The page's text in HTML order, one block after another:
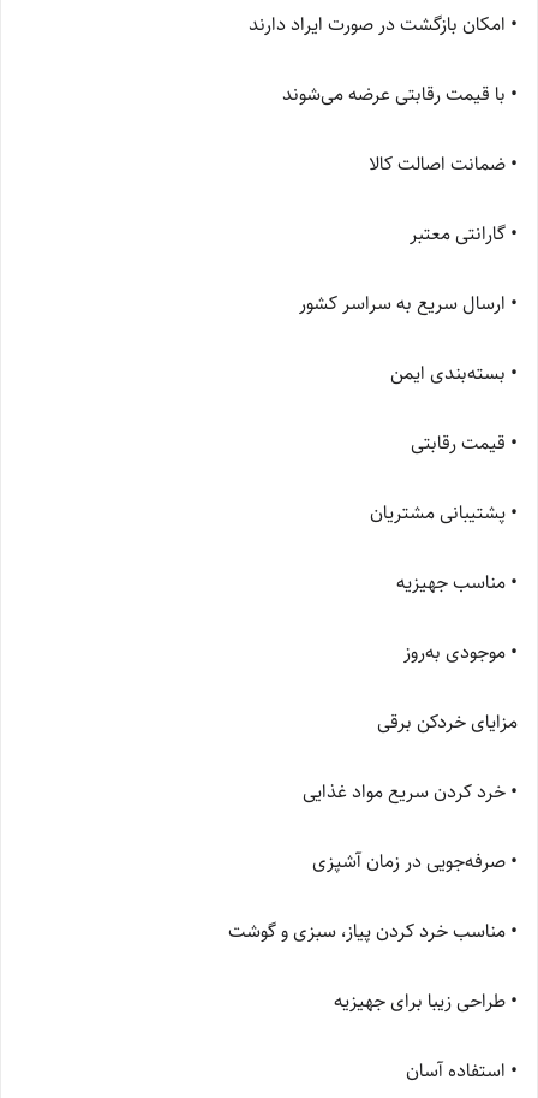
• امکان بازگشت در صورت ایراد دارند
• با قیمت رقابتی عرضه می‌شوند
• ضمانت اصالت کالا
• گارانتی معتبر
• ارسال سریع به سراسر کشور
• بسته‌بندی ایمن
• قیمت رقابتی
• پشتیبانی مشتریان
• مناسب جهیزیه
• موجودی به‌روز
مزایای خردکن برقی
• خرد کردن سریع مواد غذایی
• صرفه‌جویی در زمان آشپزی
• مناسب خرد کردن پیاز، سبزی و گوشت
• طراحی زیبا برای جهیزیه
• استفاده آسان